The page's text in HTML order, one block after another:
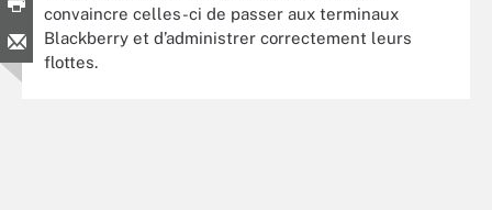
convaincre celles-ci de passer aux terminaux
Blackberry et d’administrer correctement leurs
flottes.